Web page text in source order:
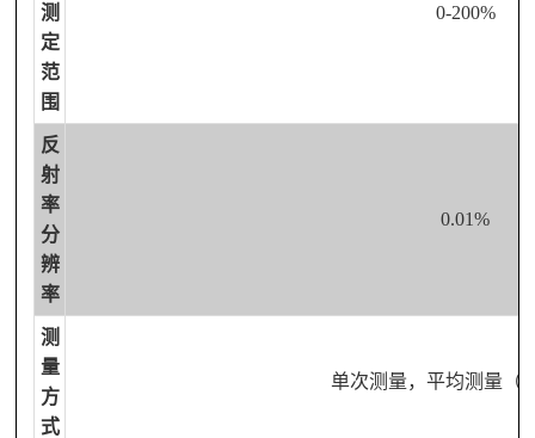
测
定
范
围
0-200%
反
射
率
分
辨
率
0.01%
测
量
方
式
单次测量，平均测量（